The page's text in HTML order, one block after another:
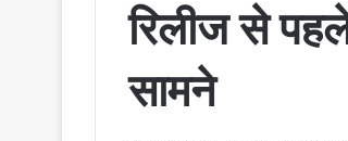
रिलीज से
सामने